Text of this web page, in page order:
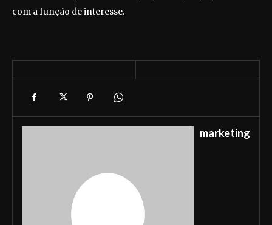
com a função de interesse.
marketing